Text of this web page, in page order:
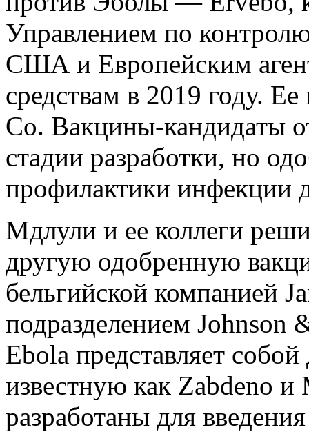
Управлением по
США и Европейским
средствам в 2019 году.
Co. Вакцины-кандидаты
стадии разработки, но
профилактики инфекции
Мдлули и ее коллеги
другую одобренную
бельгийской компанией
подразделением Johnson
Ebola представляет
известную как Zabdeno
разработаны для